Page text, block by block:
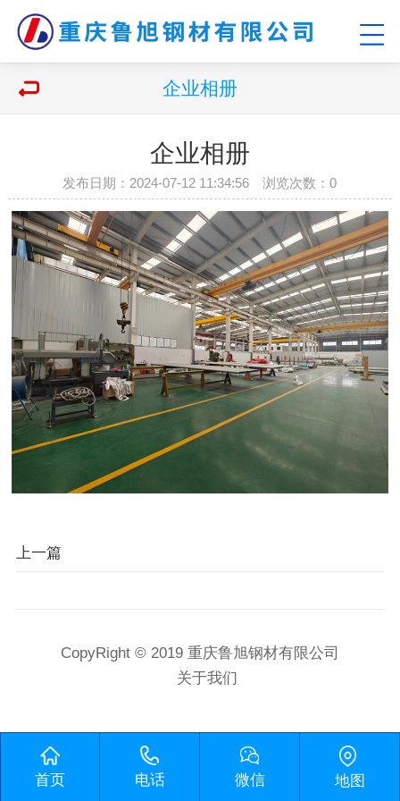
企业相册
企业相册
发布日期：2024-07-12 11:34:56 浏览次数：0
上一篇
CopyRight © 2019 重庆鲁旭钢材有限公司
关于我们
首页 电话 微信 地图